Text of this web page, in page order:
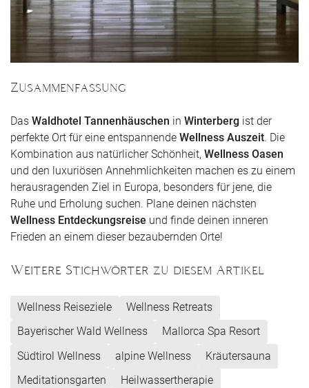
Zusammenfassung
Das Waldhotel Tannenhäuschen in Winterberg ist der
perfekte Ort für eine entspannende Wellness Auszeit. Die
Kombination aus natürlicher Schönheit, Wellness Oasen
und den luxuriösen Annehmlichkeiten machen es zu einem
herausragenden Ziel in Europa, besonders für jene, die
Ruhe und Erholung suchen. Plane deinen nächsten
Wellness Entdeckungsreise und finde deinen inneren
Frieden an einem dieser bezaubernden Orte!
Weitere Stichwörter zu diesem Artikel
Wellness Reiseziele
Wellness Retreats
Bayerischer Wald Wellness
Mallorca Spa Resort
Südtirol Wellness
alpine Wellness
Kräutersauna
Meditationsgarten
Heilwassertherapie